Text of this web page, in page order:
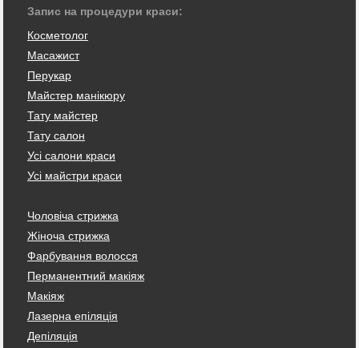
Запис на процедури краси:
Косметолог
Масажист
Перукар
Майстер манікюру
Тату майстер
Тату салон
Усі салони краси
Усі майстри краси
Чоловіча стрижка
Жіноча стрижка
Фарбування волосся
Перманентний макіяж
Макіяж
Лазерна епіляція
Депіляція